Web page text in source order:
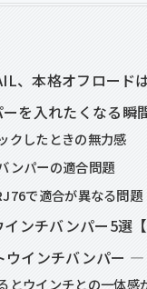
、本格オフロード
を入れたくなる
クしたときの無力感
ンパーの適合問題
で適合が異なる問題
インチバンパー5選
ウインチバンパー
とウインチとの一体感